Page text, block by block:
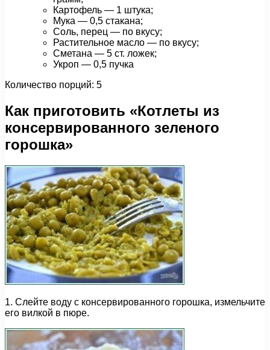
Картофель — 1 штука;
Мука — 0,5 стакана;
Соль, перец — по вкусу;
Растительное масло — по вкусу;
Сметана — 5 ст. ложек;
Укроп — 0,5 пучка
Количество порций: 5
Как приготовить «Котлеты из
консервированного зеленого
горошка»
1. Слейте воду с консервированного горошка, измельчите
его вилкой в пюре.